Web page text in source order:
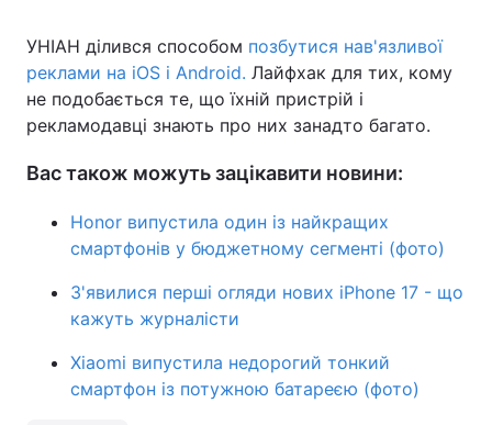
УНІАН ділився способом позбутися нав'язливої
реклами на iOS і Android. Лайфхак для тих, кому
не подобається те, що їхній пристрій і
рекламодавці знають про них занадто багато.
Вас також можуть зацікавити новини:
Honor випустила один із найкращих
смартфонів у бюджетному сегменті (фото)
З'явилися перші огляди нових iPhone 17 - що
кажуть журналісти
Xiaomi випустила недорогий тонкий
смартфон із потужною батареєю (фото)